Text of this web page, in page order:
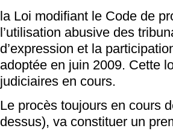
la Loi modifiant le Code de
l’utilisation abusive des
d’expression et la
adoptée en juin 2009. Cette
judiciaires en cours.
Le procès toujours en cours
dessus), va constituer un